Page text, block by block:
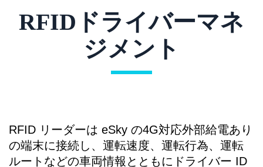
RFIDドライバーマネ
ジメント
RFID リーダーは eSky の4G対応外部給電あり
の端末に接続し、運転速度、運転行為、運転
ルートなどの車両情報とともにドライバー ID